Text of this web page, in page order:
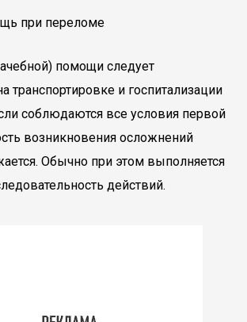
помощи следует
транспортировке и госпитализации
соблюдаются все условия первой
возникновения осложнений
Обычно при этом выполняется
действий.